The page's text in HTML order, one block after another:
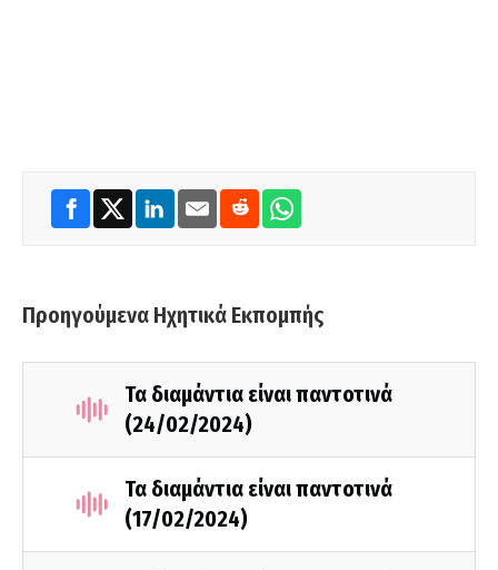
Προηγούμενα Ηχητικά Εκπομπής
Τα διαμάντια είναι παντοτινά
(24/02/2024)
Τα διαμάντια είναι παντοτινά
(17/02/2024)